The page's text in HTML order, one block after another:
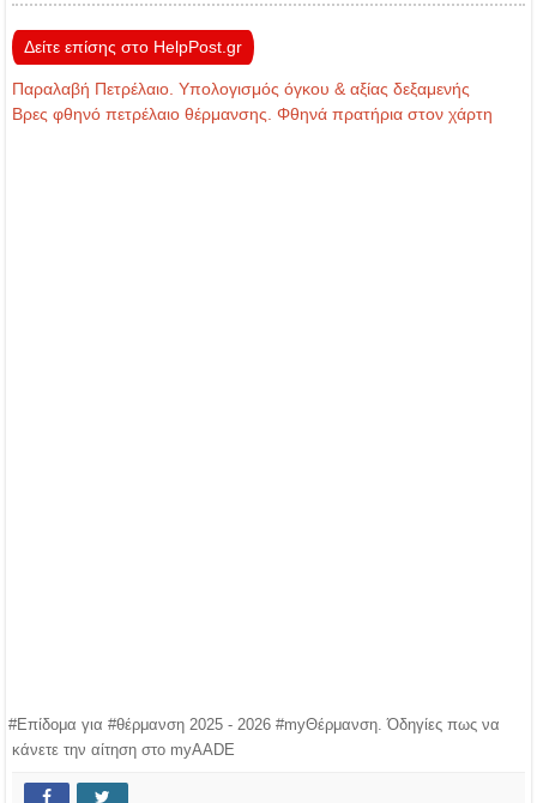
Δείτε επίσης στο HelpPost.gr
Παραλαβή Πετρέλαιο. Υπολογισμός όγκου & αξίας δεξαμενής
Βρες φθηνό πετρέλαιο θέρμανσης. Φθηνά πρατήρια στον χάρτη
#Επίδομα για #θέρμανση 2025 - 2026 #myΘέρμανση. Όδηγίες πως να
κάνετε την αίτηση στο myAADE